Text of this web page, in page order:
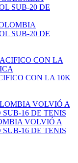
SUB-20 DE
CON LA 10K
VOLVIÓ A
16 DE TENIS